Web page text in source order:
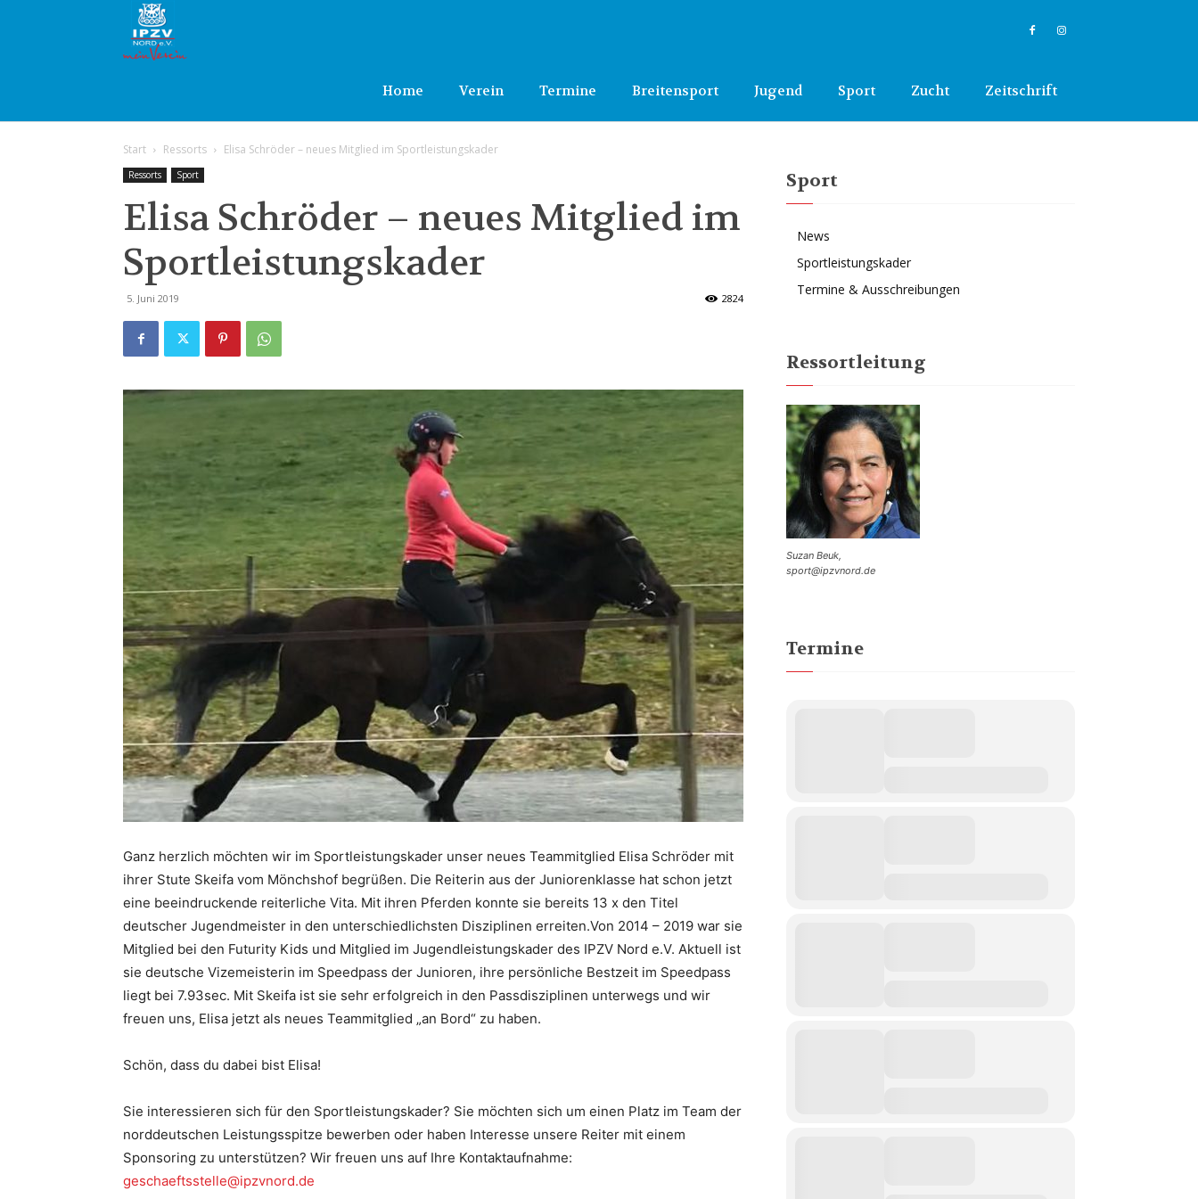
e.V.
Home Verein Termine Breitensport Jugend Sport Zucht Zeitschrift
Start Ressorts Elisa Schröder – neues Mitglied im Sportleistungskader
Ressorts Sport
Elisa Schröder – neues Mitglied im
Sportleistungskader
5. Juni 2019 2824
Ganz herzlich möchten wir im Sportleistungskader unser neues Teammitglied Elisa Schröder mit
ihrer Stute Skeifa vom Mönchshof begrüßen. Die Reiterin aus der Juniorenklasse hat schon jetzt
eine beeindruckende reiterliche Vita. Mit ihren Pferden konnte sie bereits 13 x den Titel
deutscher Jugendmeister in den unterschiedlichsten Disziplinen erreiten.Von 2014 – 2019 war sie
Mitglied bei den Futurity Kids und Mitglied im Jugendleistungskader des IPZV Nord e.V. Aktuell ist
sie deutsche Vizemeisterin im Speedpass der Junioren, ihre persönliche Bestzeit im Speedpass
liegt bei 7.93sec. Mit Skeifa ist sie sehr erfolgreich in den Passdisziplinen unterwegs und wir
freuen uns, Elisa jetzt als neues Teammitglied „an Bord“ zu haben.
Schön, dass du dabei bist Elisa!
Sie interessieren sich für den Sportleistungskader? Sie möchten sich um einen Platz im Team der
norddeutschen Leistungsspitze bewerben oder haben Interesse unsere Reiter mit einem
Sponsoring zu unterstützen? Wir freuen uns auf Ihre Kontaktaufnahme:
geschaeftsstelle@ipzvnord.de
Sport
News
Sportleistungskader
Termine & Ausschreibungen
Ressortleitung
Suzan Beuk,
sport@ipzvnord.de
Termine